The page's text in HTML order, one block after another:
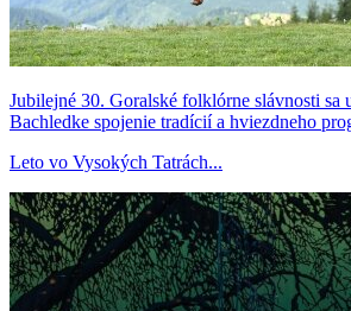
Jubilejné 30. Goralské folklórne slávnosti sa
Bachledke spojenie tradícií a hviezdneho
Leto vo Vysokých Tatrách...